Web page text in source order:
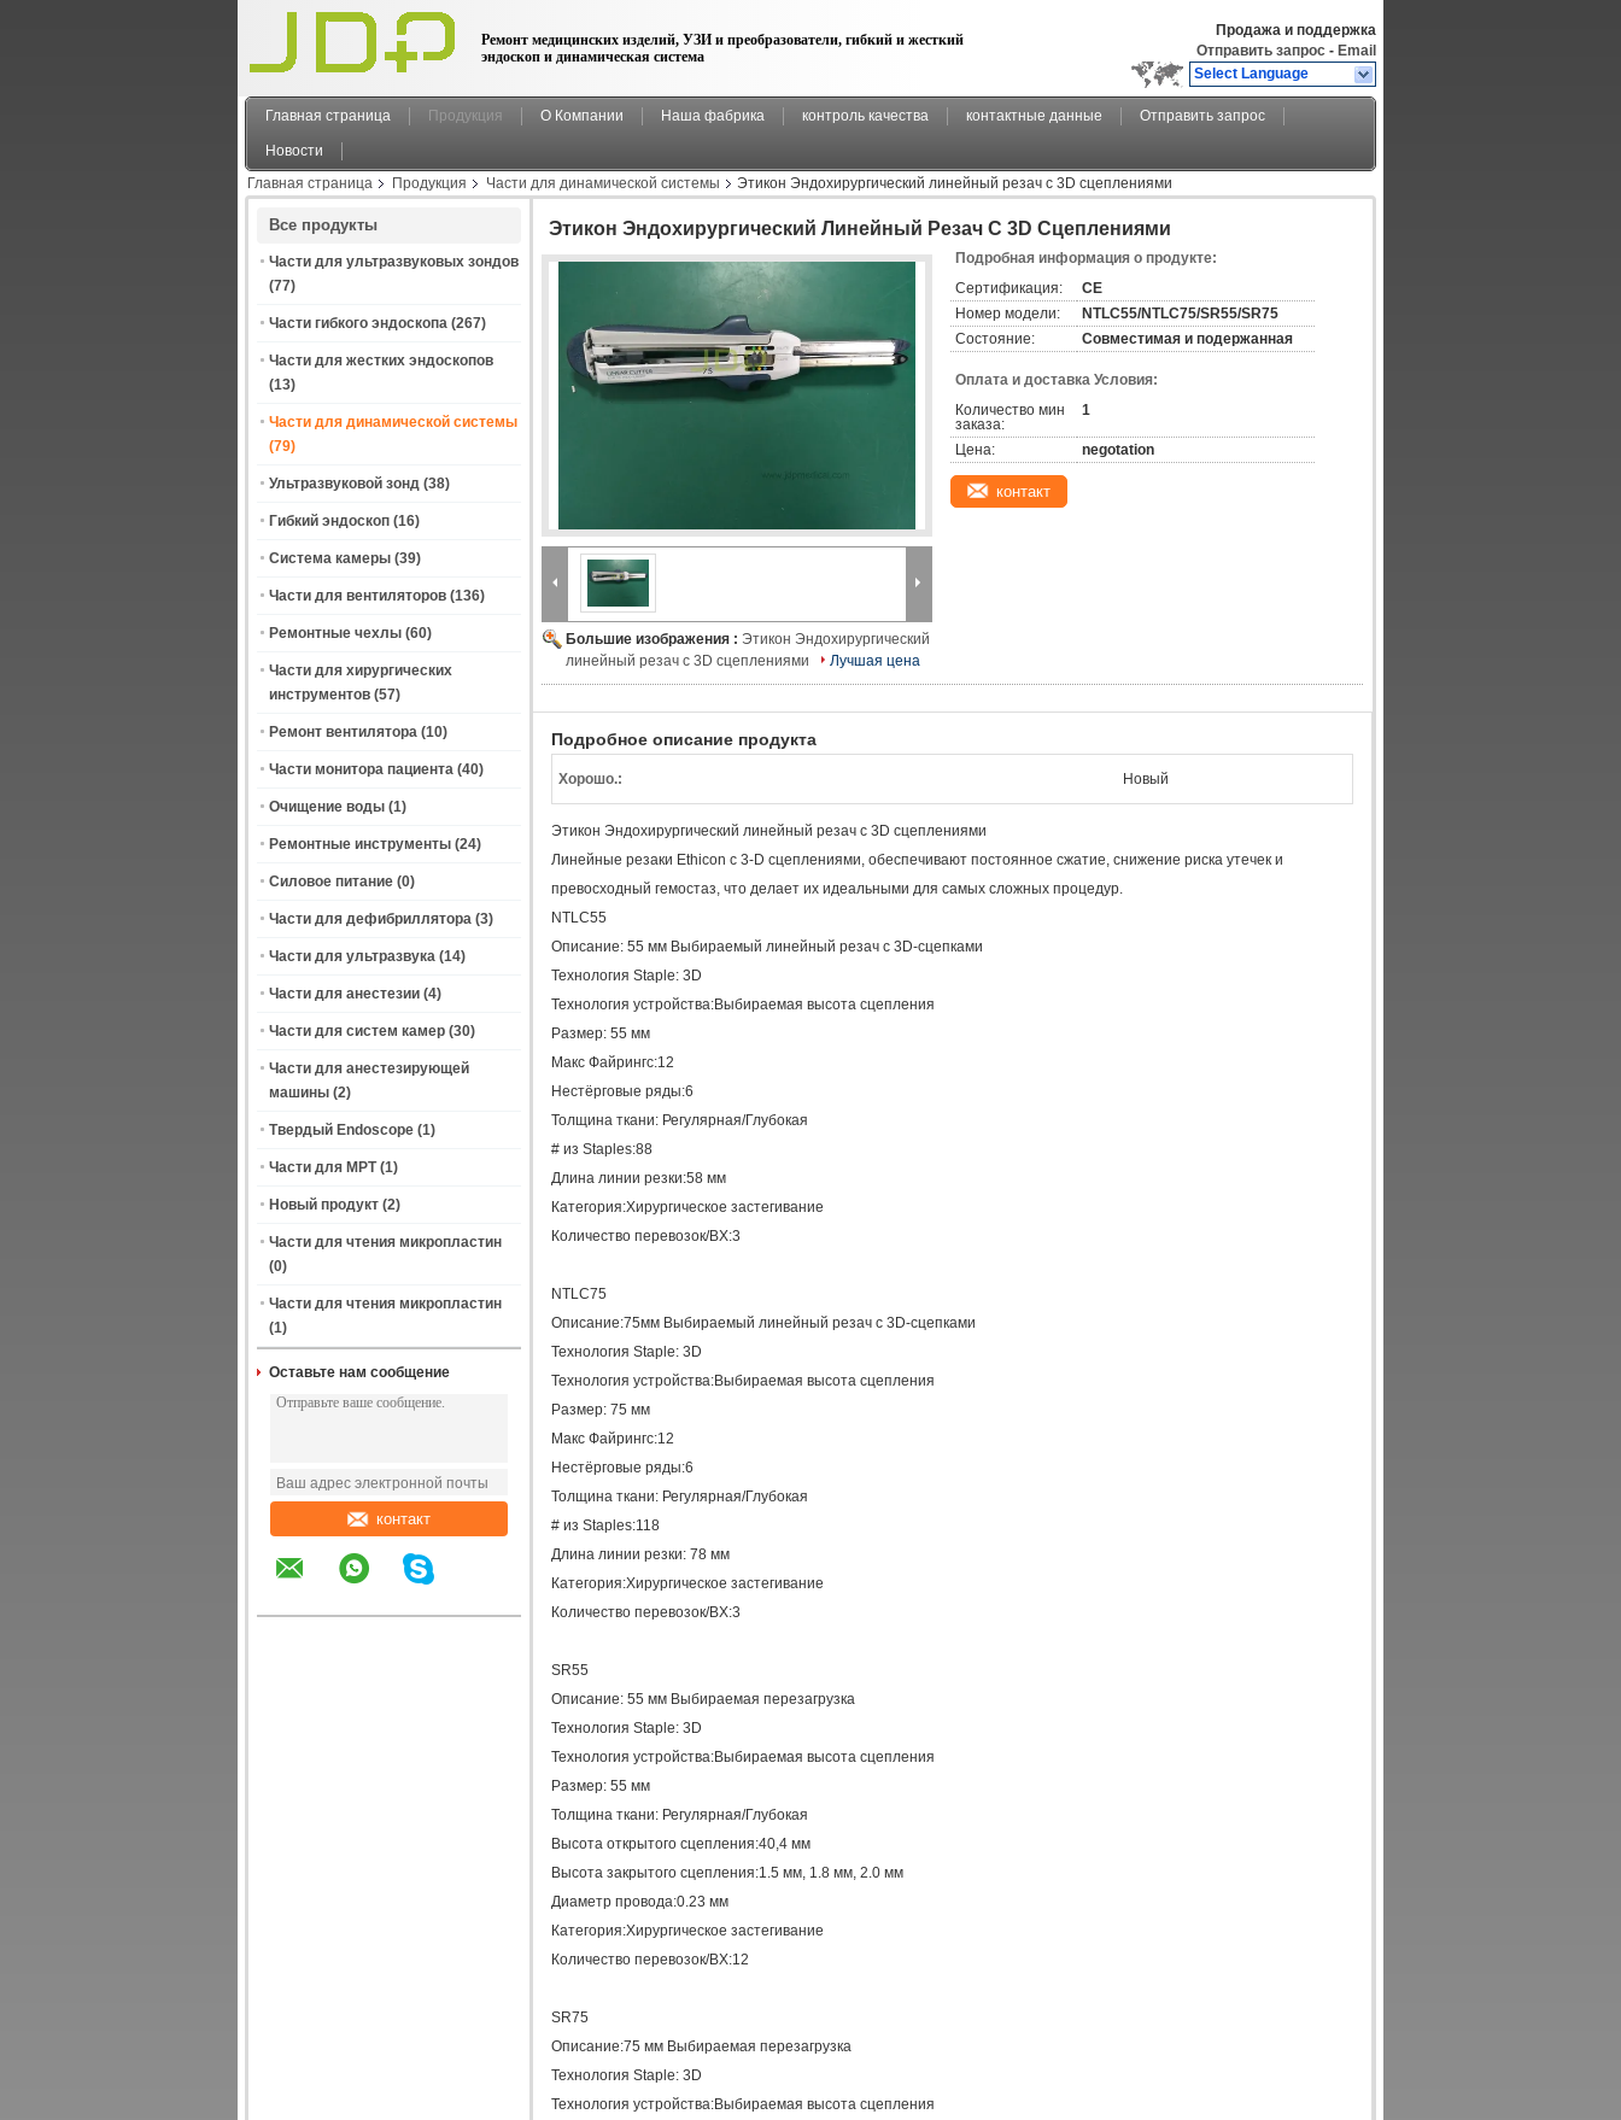
Ремонт медицинских изделий, УЗИ и преобразователи, гибкий и жесткий
эндоскоп и динамическая система
Продажа и поддержка
Отправить запрос - Email
Select Language
Главная страница Продукция О Компании Наша фабрика контроль качества контактные данные Отправить запрос
Новости
Главная страница
Продукция Части для динамической системы Этикон Эндохирургический линейный резач с 3D сцеплениями
Все продукты
Части для ультразвуковых зондов
(77)
Части гибкого эндоскопа (267)
Части для жестких эндоскопов
(13)
Части для динамической системы
(79)
Ультразвуковой зонд (38)
Гибкий эндоскоп (16)
Система камеры (39)
Части для вентиляторов (136)
Ремонтные чехлы (60)
Части для хирургических
инструментов (57)
Ремонт вентилятора (10)
Части монитора пациента (40)
Очищение воды (1)
Ремонтные инструменты (24)
Силовое питание (0)
Части для дефибриллятора (3)
Части для ультразвука (14)
Части для анестезии (4)
Части для систем камер (30)
Части для анестезирующей
машины (2)
Твердый Endoscope (1)
Части для МРТ (1)
Новый продукт (2)
Части для чтения микропластин
(0)
Части для чтения микропластин
(1)
Оставьте нам сообщение
контакт
Этикон Эндохирургический Линейный Резач С 3D Сцеплениями
Большие изображения : Этикон Эндохирургический
линейный резач с 3D сцеплениями
Лучшая цена
Подробная информация о продукте:
Сертификация:
CE
Номер модели:
NTLC55/NTLC75/SR55/SR75
Состояние:
Совместимая и подержанная
Оплата и доставка Условия:
Количество мин
заказа:
1
Цена: negotation
контакт
Подробное описание продукта
Хорошо.: Новый
Этикон Эндохирургический линейный резач с 3D сцеплениями
Линейные резаки Ethicon с 3-D сцеплениями, обеспечивают постоянное сжатие, снижение риска утечек и
превосходный гемостаз, что делает их идеальными для самых сложных процедур.
NTLC55
Описание: 55 мм Выбираемый линейный резач с 3D-сцепками
Технология Staple: 3D
Технология устройства:Выбираемая высота сцепления
Размер: 55 мм
Макс Файрингс:12
Нестёрговые ряды:6
Толщина ткани: Регулярная/Глубокая
# из Staples:88
Длина линии резки:58 мм
Категория:Хирургическое застегивание
Количество перевозок/BX:3
NTLC75
Описание:75мм Выбираемый линейный резач с 3D-сцепками
Технология Staple: 3D
Технология устройства:Выбираемая высота сцепления
Размер: 75 мм
Макс Файрингс:12
Нестёрговые ряды:6
Толщина ткани: Регулярная/Глубокая
# из Staples:118
Длина линии резки: 78 мм
Категория:Хирургическое застегивание
Количество перевозок/BX:3
SR55
Описание: 55 мм Выбираемая перезагрузка
Технология Staple: 3D
Технология устройства:Выбираемая высота сцепления
Размер: 55 мм
Толщина ткани: Регулярная/Глубокая
Высота открытого сцепления:40,4 мм
Высота закрытого сцепления:1.5 мм, 1.8 мм, 2.0 мм
Диаметр провода:0.23 мм
Категория:Хирургическое застегивание
Количество перевозок/BX:12
SR75
Описание:75 мм Выбираемая перезагрузка
Технология Staple: 3D
Технология устройства:Выбираемая высота сцепления